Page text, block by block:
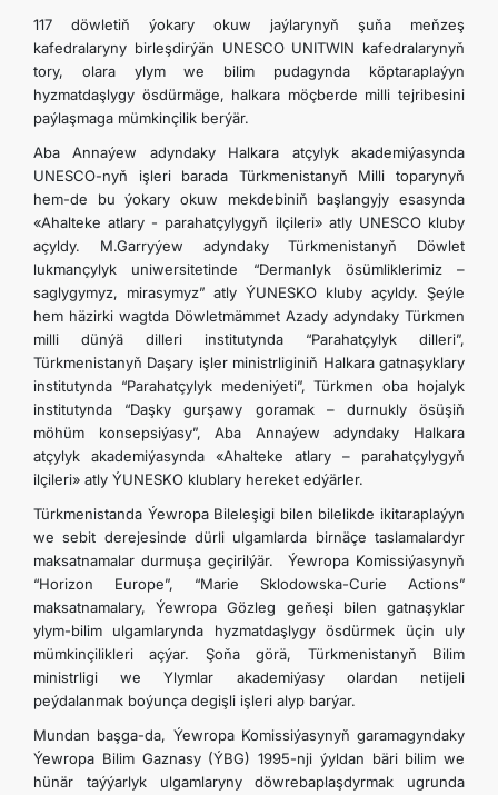
117 döwletiň ýokary okuw jaýlarynyň şuňa meňzeş
kafedralaryny birleşdirýän UNESCO UNITWIN kafedralarynyň
tory, olara ylym we bilim pudagynda köptaraplaýyn
hyzmatdaşlygy ösdürmäge, halkara möçberde milli tejribesini
paýlaşmaga mümkinçilik berýär.
Aba Annaýew adyndaky Halkara atçylyk akademiýasynda
UNESCO-nyň işleri barada Türkmenistanyň Milli toparynyň
hem-de bu ýokary okuw mekdebiniň başlangyjy esasynda
«Ahalteke atlary - parahatçylygyň ilçileri» atly UNESCO kluby
açyldy. M.Garryýew adyndaky Türkmenistanyň Döwlet
lukmançylyk uniwersitetinde “Dermanlyk ösümliklerimiz –
saglygymyz, mirasymyz” atly ÝUNESKO kluby açyldy. Şeýle
hem häzirki wagtda Döwletmämmet Azady adyndaky Türkmen
milli dünýä dilleri institutynda “Parahatçylyk dilleri”,
Türkmenistanyň Daşary işler ministrliginiň Halkara gatnaşyklary
institutynda “Parahatçylyk medeniýeti”, Türkmen oba hojalyk
institutynda “Daşky gurşawy goramak – durnukly ösüşiň
möhüm konsepsiýasy”, Aba Annaýew adyndaky Halkara
atçylyk akademiýasynda «Ahalteke atlary – parahatçylygyň
ilçileri» atly ÝUNESKO klublary hereket edýärler.
Türkmenistanda Ýewropa Bileleşigi bilen bilelikde ikitaraplaýyn
we sebit derejesinde dürli ulgamlarda birnäçe taslamalardyr
maksatnamalar durmuşa geçirilýär. Ýewropa Komissiýasynyň
“Horizon Europe”, “Marie Sklodowska-Curie Actions”
maksatnamalary, Ýewropa Gözleg geňeşi bilen gatnaşyklar
ylym-bilim ulgamlarynda hyzmatdaşlygy ösdürmek üçin uly
mümkinçilikleri açýar. Şoňa görä, Türkmenistanyň Bilim
ministrligi we Ylymlar akademiýasy olardan netijeli
peýdalanmak boýunça degişli işleri alyp barýar.
Mundan başga-da, Ýewropa Komissiýasynyň garamagyndaky
Ýewropa Bilim Gaznasy (ÝBG) 1995-nji ýyldan bäri bilim we
hünär taýýarlyk ulgamlaryny döwrebaplaşdyrmak ugrunda